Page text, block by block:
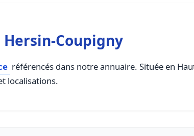
Hersin-Coupigny
référencés dans notre annuaire. Située en
localisations.